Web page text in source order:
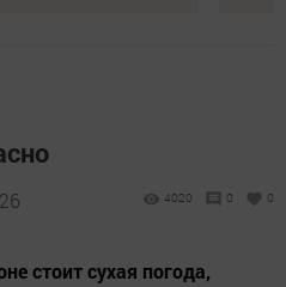
4020 0 0
стоит сухая погода,